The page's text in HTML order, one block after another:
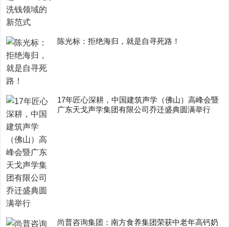
陈光标：拒绝海归，就是自寻死路！
17年匠心深耕，中国建筑声学（佛山）高峰会暨
广东天戈声学集团有限公司乔迁盛典圆满举行
尚普咨询集团：南方食养集团荣获中老年高钙奶